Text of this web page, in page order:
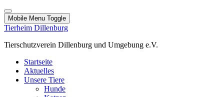
Mobile Menu Toggle
Tierheim Dillenburg
Tierschutzverein Dillenburg und Umgebung e.V.
Startseite
Aktuelles
Unsere Tiere
Hunde